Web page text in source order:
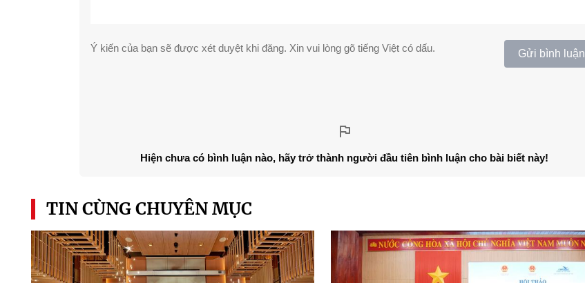
Ý kiến của bạn sẽ được xét duyệt khi đăng. Xin vui lòng gõ tiếng Việt có dấu. Gửi bình luận
Hiện chưa có bình luận nào, hãy trở thành người đầu tiên bình luận cho bài biết này!
TIN CÙNG CHUYÊN MỤC